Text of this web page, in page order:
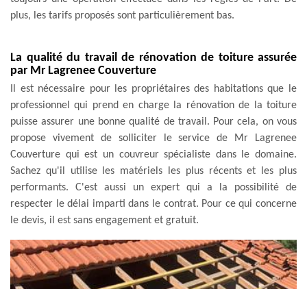
plus, les tarifs proposés sont particulièrement bas.
La qualité du travail de rénovation de toiture assurée
par Mr Lagrenee Couverture
Il est nécessaire pour les propriétaires des habitations que le
professionnel qui prend en charge la rénovation de la toiture
puisse assurer une bonne qualité de travail. Pour cela, on vous
propose vivement de solliciter le service de Mr Lagrenee
Couverture qui est un couvreur spécialiste dans le domaine.
Sachez qu'il utilise les matériels les plus récents et les plus
performants. C'est aussi un expert qui a la possibilité de
respecter le délai imparti dans le contrat. Pour ce qui concerne
le devis, il est sans engagement et gratuit.